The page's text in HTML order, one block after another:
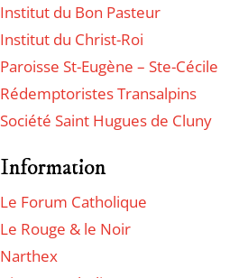
Institut du Bon Pasteur
Institut du Christ-Roi
Paroisse St-Eugène – Ste-Cécile
Rédemptoristes Transalpins
Société Saint Hugues de Cluny
Information
Le Forum Catholique
Le Rouge & le Noir
Narthex